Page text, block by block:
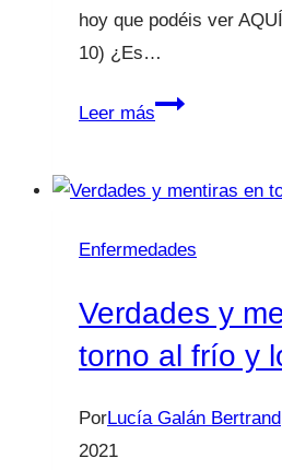
hoy que podéis ver
10) ¿Es…
Leer másNiños
leche.
importante
el
calcio
se
Enfermedades
Verdades y
torno al frío y
PorLucía Galán Bertrand
2021